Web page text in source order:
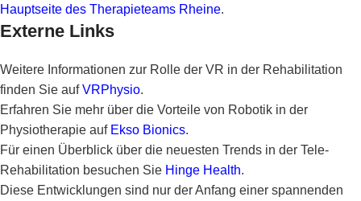
Hauptseite des Therapieteams Rheine.
Externe Links
Weitere Informationen zur Rolle der VR in der Rehabilitation
finden Sie aufVRPhysio.
Erfahren Sie mehr über die Vorteile von Robotik in der
Physiotherapie auf Ekso Bionics.
Für einen Überblick über die neuesten Trends in der Tele-
Rehabilitation besuchen Sie Hinge Health.
Diese Entwicklungen sind nur der Anfang einer spannenden